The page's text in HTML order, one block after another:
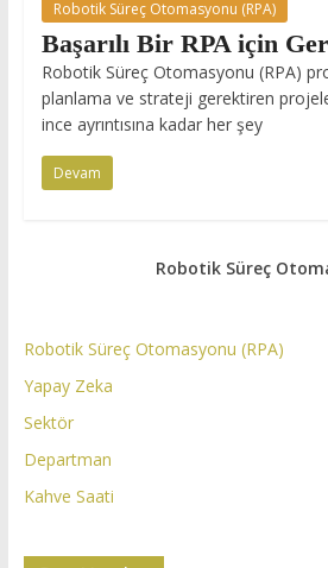
Robotik Süreç Otomasyonu (RPA)
Başarılı Bir RPA için
Robotik Süreç Otomasyonu (RPA)
planlama ve strateji gerektiren
ince ayrıntısına kadar her şey
Devam
Robotik Süreç
Robotik Süreç Otomasyonu (RPA)
Yapay Zeka
Sektör
Departman
Kahve Saati